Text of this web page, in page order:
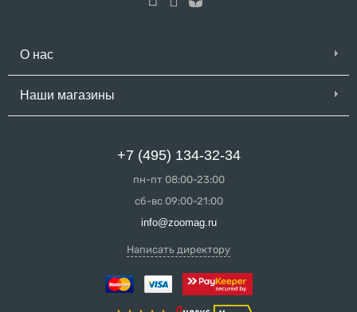
О нас
Наши магазины
+7 (495) 134-32-34
пн-пт 08:00-23:00
сб-вс 09:00-21:00
info@zoomag.ru
Написать директору